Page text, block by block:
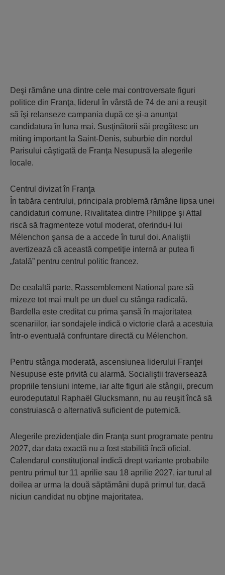
Deşi rămâne una dintre cele mai controversate figuri
politice din Franţa, liderul în vârstă de 74 de ani a reuşit
să îşi relanseze campania după ce şi-a anunţat
candidatura în luna mai. Susţinătorii săi pregătesc un
miting important la Saint-Denis, suburbie din nordul
Parisului câştigată de Franţa Nesupusă la alegerile
locale.
Centrul divizat în Franţa
În tabăra centrului, principala problemă rămâne lipsa unei
candidaturi comune. Rivalitatea dintre Philippe şi Attal
riscă să fragmenteze votul moderat, oferindu-i lui
Mélenchon şansa de a accede în turul doi. Analiştii
avertizează că această competiţie internă ar putea fi
„fatală” pentru centrul politic francez.
De cealaltă parte, Rassemblement National pare să
mizeze tot mai mult pe un duel cu stânga radicală.
Bardella este creditat cu prima şansă în majoritatea
scenariilor, iar sondajele indică o victorie clară a acestuia
într-o eventuală confruntare directă cu Mélenchon.
Pentru stânga moderată, ascensiunea liderului Franţei
Nesupuse este privită cu alarmă. Socialiştii traversează
propriile tensiuni interne, iar alte figuri ale stângii, precum
eurodeputatul Raphaël Glucksmann, nu au reuşit încă să
construiască o alternativă suficient de puternică.
Alegerile prezidenţiale din Franţa sunt programate pentru
2027, dar data exactă nu a fost stabilită încă oficial.
Calendarul constituţional indică drept variante probabile
pentru primul tur 11 aprilie sau 18 aprilie 2027, iar turul al
doilea ar urma la două săptămâni după primul tur, dacă
niciun candidat nu obţine majoritatea.